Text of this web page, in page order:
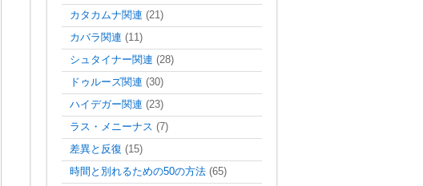
カタカムナ関連 (21)
カバラ関連 (11)
シュタイナー関連 (28)
ドゥルーズ関連 (30)
ハイデガー関連 (23)
ラス・メニーナス (7)
差異と反復 (15)
時間と別れるための50の方法 (65)